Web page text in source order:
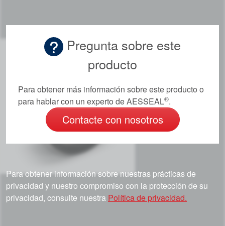
Pregunta sobre este
producto
Para obtener más información sobre este producto o
para hablar con un experto de AESSEAL®.
Contacte con nosotros
Para obtener información sobre nuestras prácticas de
privacidad y nuestro compromiso con la protección de su
privacidad, consulte nuestra Política de privacidad.